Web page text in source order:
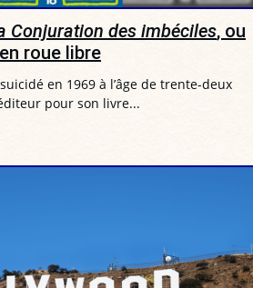
Conjuration des imbéciles, ou
roue libre
en 1969 à l’âge de trente-deux
pour son livre...